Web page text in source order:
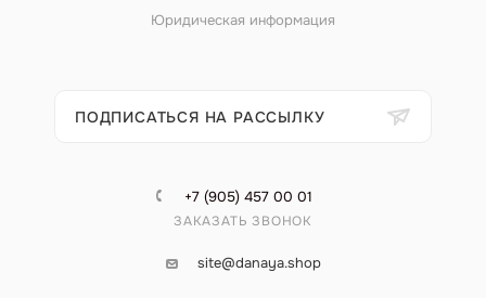
Юридическая информация
ПОДПИСАТЬСЯ НА РАССЫЛКУ
+7 (905) 457 00 01
ЗАКАЗАТЬ ЗВОНОК
site@danaya.shop